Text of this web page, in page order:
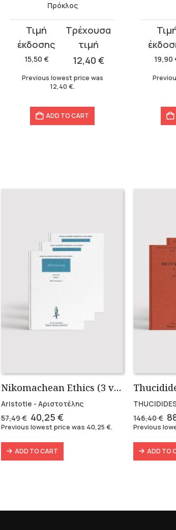
Πρόκλος
15,50 €
Original
price
was:
15,50 €.
12,40 €
Current
price
12,40 €.
Previous lowest price was
12,40€.
ADD TO CART
19,90
Original
price
was:
19,90 €.
Current
price
15,92 €.
Nikomachean Ethics (3 volumes)
Aristotle - Αριστοτέλης
57,49€ Original
price
57,49 €.
40,25 €Current
price
40,25 €.
Previous lowest price was 40,25 €.
ADD TO CART
146,40€
Previous
ADD TO